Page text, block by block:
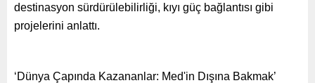
destinasyon sürdürülebilirliği, kıyı güç bağlantısı gibi
projelerini anlattı.
‘Dünya Çapında Kazananlar: Med'in Dışına Bakmak’